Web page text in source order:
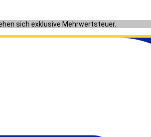
sich exklusive Mehrwertsteuer.